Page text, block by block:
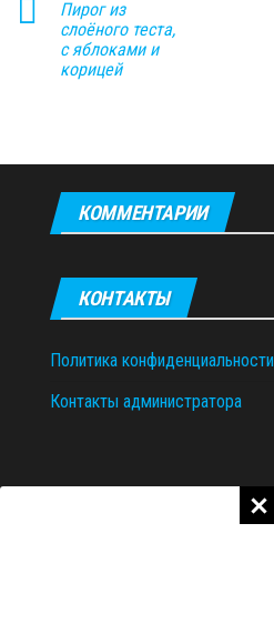
Пирог из
слоёного теста,
с яблоками и
корицей
КОММЕНТАРИИ
КОНТАКТЫ
Политика конфиденциальности
Контакты администратора